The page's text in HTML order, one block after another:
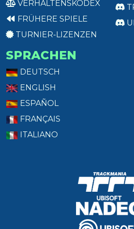
VERHALTENSKODEX
FRÜHERE SPIELE
TURNIER-LIZENZEN
SPRACHEN
DEUTSCH
ENGLISH
ESPAÑOL
FRANÇAIS
ITALIANO